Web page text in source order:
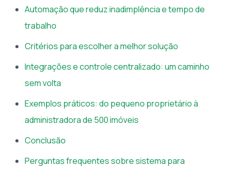
Automação que reduz inadimplência e tempo de
trabalho
Critérios para escolher a melhor solução
Integrações e controle centralizado: um caminho
sem volta
Exemplos práticos: do pequeno proprietário à
administradora de 500 imóveis
Conclusão
Perguntas frequentes sobre sistema para